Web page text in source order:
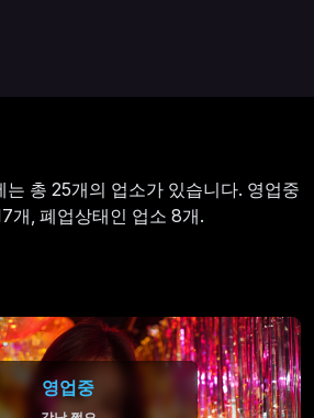
는 총 25개의 업소가 있습니다. 영업중
개, 폐업상태인 업소 8개.
영업중